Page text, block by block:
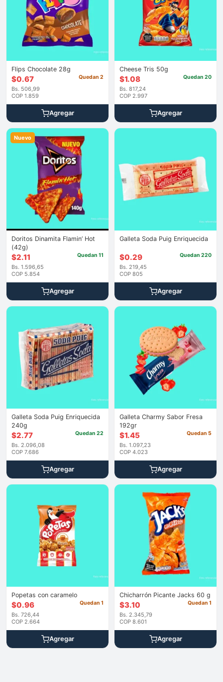
Flips Chocolate 28g
$0.67
Bs. 506,99
COP 1.859
Quedan 2
Agregar
Cheese Tris 50g
$1.08
Bs. 817,24
COP 2.997
Quedan 20
Agregar
Nuevo
Doritos Dinamita Flamin’ Hot
(42g)
$2.11
Bs. 1.596,65
COP 5.854
Quedan 11
Agregar
Galleta Soda Puig Enriquecida
$0.29
Bs. 219,45
COP 805
Quedan 220
Agregar
Galleta Soda Puig Enriquecida
240g
$2.77
Bs. 2.096,08
COP 7.686
Quedan 22
Agregar
Galleta Charmy Sabor Fresa
192gr
$1.45
Bs. 1.097,23
COP 4.023
Quedan 5
Agregar
Popetas con caramelo
$0.96
Bs. 726,44
COP 2.664
Quedan 1
Agregar
Chicharrón Picante Jacks 60 g
$3.10
Bs. 2.345,79
COP 8.601
Quedan 1
Agregar